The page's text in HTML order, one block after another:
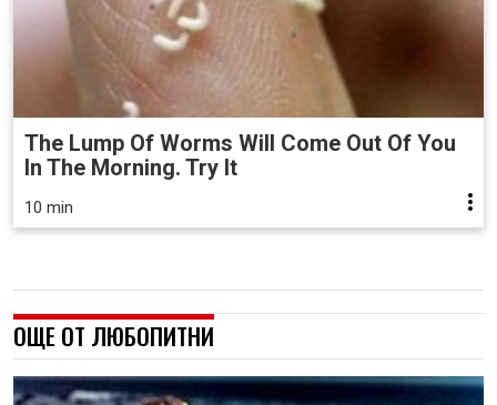
The Lump Of Worms Will Come Out Of You
In The Morning. Try It
10 min
ОЩЕ ОТ ЛЮБОПИТНИ